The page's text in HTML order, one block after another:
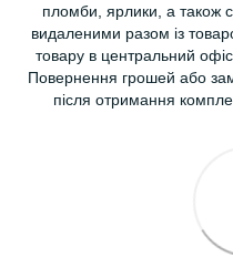
пломби, ярлики, а також
видаленими разом із
товару в центральний
Повернення грошей або
після отримання